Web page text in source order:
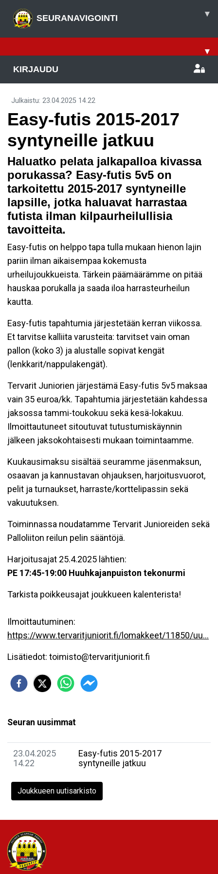
SEURANAVIGOINTI ▾
▾
KIRJAUDU
Julkaistu: 23.04.2025 14.22
Easy-futis 2015-2017
syntyneille jatkuu
Haluatko pelata jalkapalloa kivassa
porukassa? Easy-futis 5v5 on
tarkoitettu 2015-2017 syntyneille
lapsille, jotka haluavat harrastaa
futista ilman kilpaurheilullisia
tavoitteita.
Easy-futis on helppo tapa tulla mukaan hienon lajin
pariin ilman aikaisempaa kokemusta
urheilujoukkueista. Tärkein päämäärämme on pitää
hauskaa porukalla ja saada iloa harrasteurheilun
kautta.
Easy-futis tapahtumia järjestetään kerran viikossa.
Et tarvitse kalliita varusteita: tarvitset vain oman
pallon (koko 3) ja alustalle sopivat kengät
(lenkkarit/nappulakengät).
Tervarit Juniorien järjestämä Easy-futis 5v5 maksaa
vain 35 euroa/kk. Tapahtumia järjestetään kahdessa
jaksossa tammi-toukokuu sekä kesä-lokakuu.
Ilmoittautuneet sitoutuvat tutustumiskäynnin
jälkeen jaksokohtaisesti mukaan toimintaamme.
Kuukausimaksu sisältää seuramme jäsenmaksun,
osaavan ja kannustavan ohjauksen, harjoitusvuorot,
pelit ja turnaukset, harraste/korttelipassin sekä
vakuutuksen.
Toiminnassa noudatamme Tervarit Junioreiden sekä
Palloliiton reilun pelin sääntöjä.
Harjoitusajat 25.4.2025 lähtien:
PE 17:45-19:00 Huuhkajanpuiston tekonurmi
Tarkista poikkeusajat joukkueen kalenterista!
Ilmoittautuminen:
https://www.tervaritjuniorit.fi/lomakkeet/11850/uu...
Lisätiedot: toimisto@tervaritjuniorit.fi
Seuran uusimmat
23.04.2025
14.22
Easy-futis 2015-2017
syntyneille jatkuu
Joukkueen uutisarkisto